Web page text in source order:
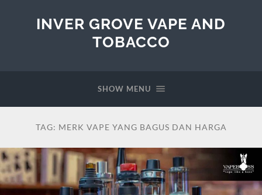
INVER GROVE VAPE AND
TOBACCO
SHOW MENU
TAG: MERK VAPE YANG BAGUS DAN HARGA